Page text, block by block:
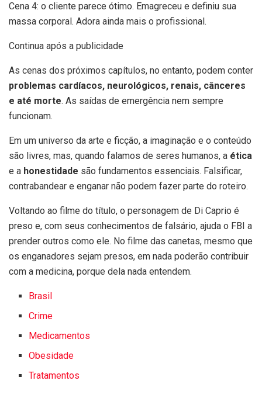
Cena 4: o cliente parece ótimo. Emagreceu e definiu sua
massa corporal. Adora ainda mais o profissional.
Continua após a publicidade
As cenas dos próximos capítulos, no entanto, podem conter
problemas cardíacos, neurológicos, renais, cânceres
e até morte. As saídas de emergência nem sempre
funcionam.
Em um universo da arte e ficção, a imaginação e o conteúdo
são livres, mas, quando falamos de seres humanos, a ética
e a honestidade são fundamentos essenciais. Falsificar,
contrabandear e enganar não podem fazer parte do roteiro.
Voltando ao filme do título, o personagem de Di Caprio é
preso e, com seus conhecimentos de falsário, ajuda o FBI a
prender outros como ele. No filme das canetas, mesmo que
os enganadores sejam presos, em nada poderão contribuir
com a medicina, porque dela nada entendem.
Brasil
Crime
Medicamentos
Obesidade
Tratamentos